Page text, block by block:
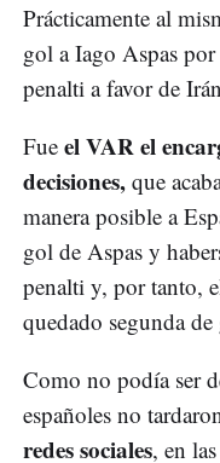
Prácticamente al
gol a Iago Aspas por
penalti a favor de
Fue el VAR el
decisiones, que
manera posible a
gol de Aspas y
penalti y, por tanto,
quedado segunda
Como no podía ser
españoles no
redes sociales, en